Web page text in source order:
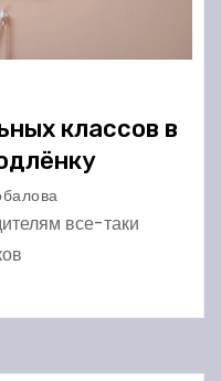
классов в
все-таки